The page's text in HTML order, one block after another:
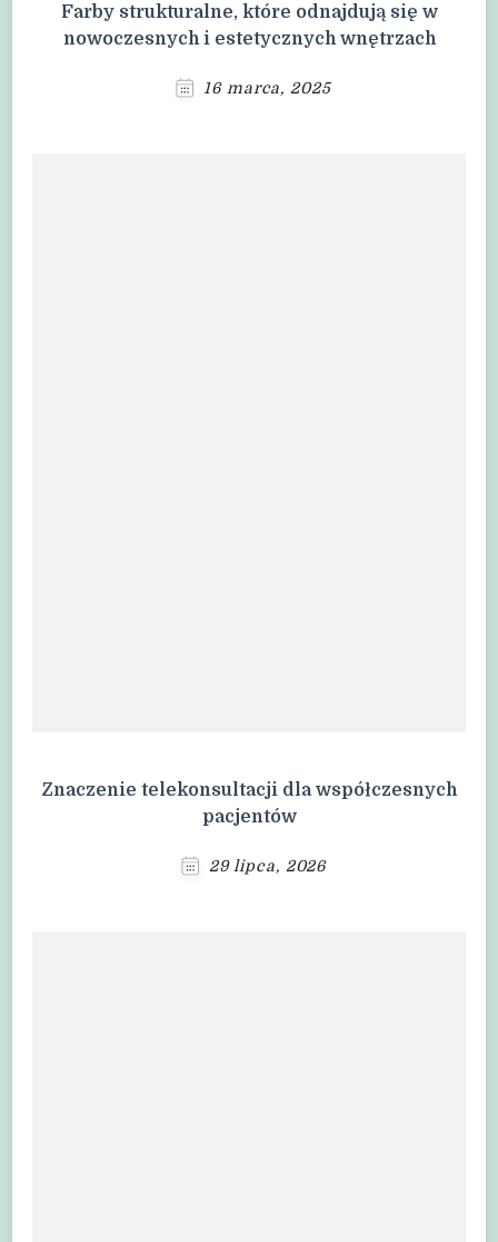
Farby strukturalne, które odnajdują się w
nowoczesnych i estetycznych wnętrzach
16 marca, 2025
Znaczenie telekonsultacji dla współczesnych
pacjentów
29 lipca, 2026